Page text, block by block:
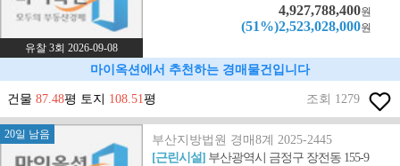
유찰 3회 2026-09-08
4,927,788,400원
(51%)2,523,028,000원
마이옥션에서 추천하는 경매물건입니다
건물 87.48평 토지 108.51평 조회 1279
20일 남음
부산지방법원 경매8계 2025-2445
[근린시설] 부산광역시 금정구 장전동 155-9